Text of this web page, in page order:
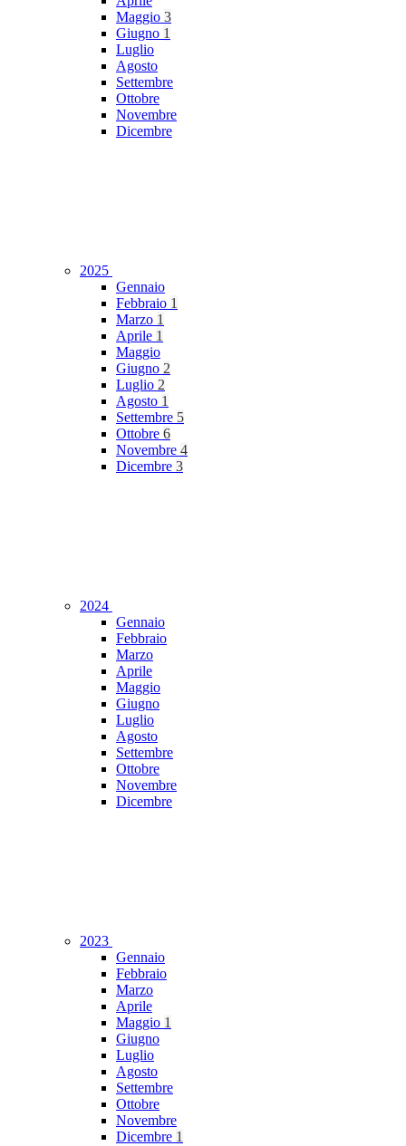
Maggio 3
Giugno 1
Luglio
Agosto
Settembre
Ottobre
Novembre
Dicembre
2025
Gennaio
Febbraio 1
Marzo 1
Aprile 1
Maggio
Giugno 2
Luglio 2
Agosto 1
Settembre 5
Ottobre 6
Novembre 4
Dicembre 3
2024
Gennaio
Febbraio
Marzo
Aprile
Maggio
Giugno
Luglio
Agosto
Settembre
Ottobre
Novembre
Dicembre
2023
Gennaio
Febbraio
Marzo
Aprile
Maggio 1
Giugno
Luglio
Agosto
Settembre
Ottobre
Novembre
Dicembre 1